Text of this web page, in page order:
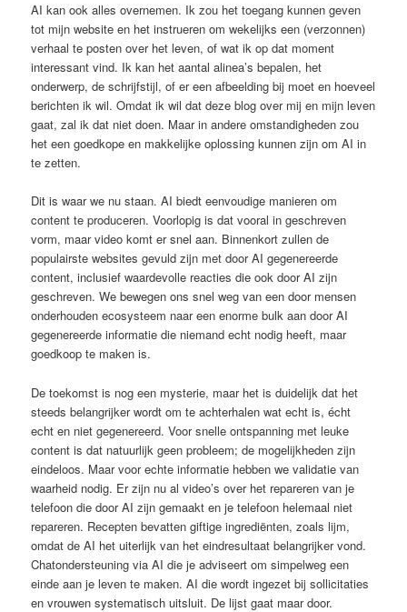
AI kan ook alles overnemen. Ik zou het toegang kunnen geven
tot mijn website en het instrueren om wekelijks een (verzonnen)
verhaal te posten over het leven, of wat ik op dat moment
interessant vind. Ik kan het aantal alinea’s bepalen, het
onderwerp, de schrijfstijl, of er een afbeelding bij moet en hoeveel
berichten ik wil. Omdat ik wil dat deze blog over mij en mijn leven
gaat, zal ik dat niet doen. Maar in andere omstandigheden zou
het een goedkope en makkelijke oplossing kunnen zijn om AI in
te zetten.
Dit is waar we nu staan. AI biedt eenvoudige manieren om
content te produceren. Voorlopig is dat vooral in geschreven
vorm, maar video komt er snel aan. Binnenkort zullen de
populairste websites gevuld zijn met door AI gegenereerde
content, inclusief waardevolle reacties die ook door AI zijn
geschreven. We bewegen ons snel weg van een door mensen
onderhouden ecosysteem naar een enorme bulk aan door AI
gegenereerde informatie die niemand echt nodig heeft, maar
goedkoop te maken is.
De toekomst is nog een mysterie, maar het is duidelijk dat het
steeds belangrijker wordt om te achterhalen wat echt is, écht
echt en niet gegenereerd. Voor snelle ontspanning met leuke
content is dat natuurlijk geen probleem; de mogelijkheden zijn
eindeloos. Maar voor echte informatie hebben we validatie van
waarheid nodig. Er zijn nu al video’s over het repareren van je
telefoon die door AI zijn gemaakt en je telefoon helemaal niet
repareren. Recepten bevatten giftige ingrediënten, zoals lijm,
omdat de AI het uiterlijk van het eindresultaat belangrijker vond.
Chatondersteuning via AI die je adviseert om simpelweg een
einde aan je leven te maken. AI die wordt ingezet bij sollicitaties
en vrouwen systematisch uitsluit. De lijst gaat maar door.